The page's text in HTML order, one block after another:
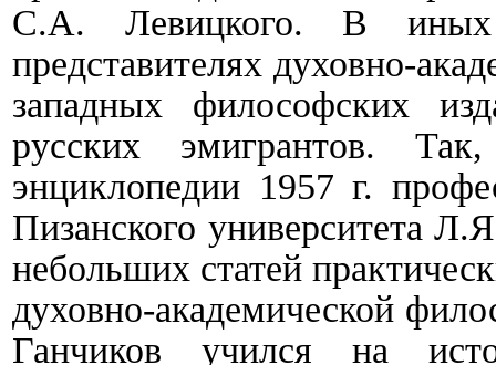
С.А. Левицкого. В иных
представителях духовно-
западных философских
русских эмигрантов.
энциклопедии 1957 г.
Пизанского университета
небольших статей
духовно-академической
Ганчиков учился на